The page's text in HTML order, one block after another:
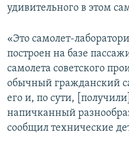
удивительного в этом
«Это самолет-
построен на базе
самолета советского
обычный гражданский
его и, по сути,
напичканный
сообщил технические